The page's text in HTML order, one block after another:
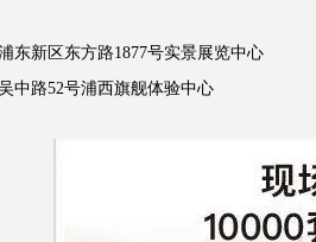
浦东新区东方路1877号实景展览中心
中路52号浦西旗舰体验中心